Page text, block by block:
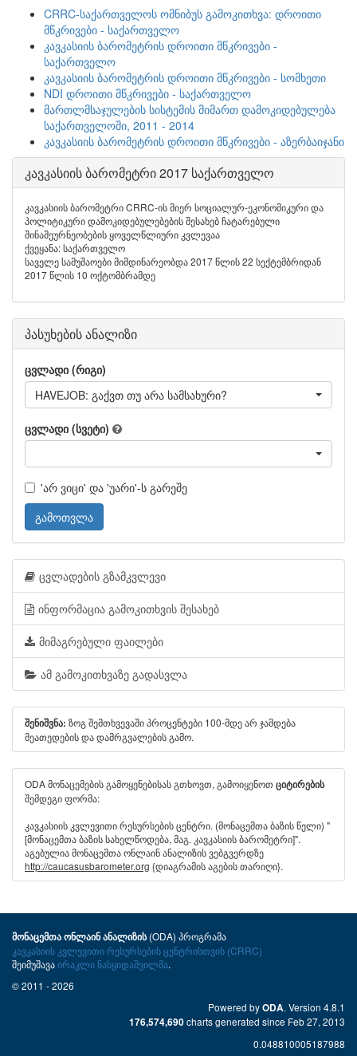
CRRC-საქართველოს ომნიბუს გამოკითხვა: დროითი
მწკრივები - საქართველო
კავკასიის ბარომეტრის დროითი მწკრივები -
საქართველო
კავკასიის ბარომეტრის დროითი მწკრივები - სომხეთი
NDI დროითი მწკრივები - საქართველო
მართლმსაჯულების სისტემის მიმართ დამოკიდებულება
საქართველოში, 2011 - 2014
კავკასიის ბარომეტრის დროითი მწკრივები - აზერბაიჯანი
კავკასიის ბარომეტრი 2017 საქართველო
კავკასიის ბარომეტრი CRRC-ის მიერ სოციალურ-ეკონომიკური და
პოლიტიკური დამოკიდებულებების შესახებ ჩატარებული
შინამეურნეობების ყოველწლიური კვლევაა
ქვეყანა: საქართველო
საველე სამუშაოები მიმდინარეობდა 2017 წლის 22 სექტემბრიდან
2017 წლის 10 ოქტომბრამდე
პასუხების ანალიზი
ცვლადი (რიგი)
HAVEJOB: გაქვთ თუ არა სამსახური?
ცვლადი (სვეტი)
'არ ვიცი' და 'უარი'-ს გარეშე
გამოთვლა
ცვლადების გზამკვლევი
ინფორმაცია გამოკითხვის შესახებ
მიმაგრებული ფაილები
ამ გამოკითხვაზე გადასვლა
შენიშვნა: ზოგ შემთხვევაში პროცენტები 100-მდე არ ჯამდება
მეათედების და დამრგვალების გამო.
ODA მონაცემების გამოყენებისას გთხოვთ, გამოიყენოთ ციტირების
შემდეგი ფორმა:
კავკასიის კვლევითი რესურსების ცენტრი. (მონაცემთა ბაზის წელი) "
[მონაცემთა ბაზის სახელწოდება, მაგ. კავკასიის ბარომეტრი]".
აგებულია მონაცემთა ონლაინ ანალიზის ვებგვერდზე
http://caucasusbarometer.org {დიაგრამის აგების თარიღი}.
მონაცემთა ონლაინ ანალიზის(ODA) პროგრამა
კავკასიის კვლევითი რესურსების ცენტრისთვის (CRRC)
შეიმუშავაირაკლი ნასყიდაშვილმა.
© 2011 - 2026
Powered byODA. Version 4.8.1
176,574,690charts generated since Feb 27, 2013
0.048810005187988